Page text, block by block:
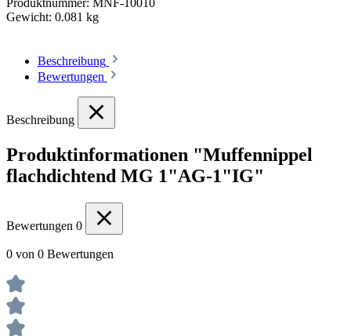
Gewicht: 0.081 kg
Beschreibung
Bewertungen
Beschreibung
Produktinformationen "Muffennippel
flachdichtend MG 1"AG-1"IG"
Bewertungen 0
0 von 0 Bewertungen